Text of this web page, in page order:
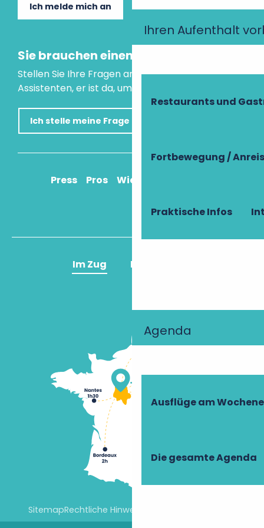
Ihren Aufenthalt
Restaurants und
Fortbewegung /
Praktische Infos
Agenda
Ausflüge am
Die gesamte Agenda
Ich melde mich an
Sie brauchen einen Rat?
Stellen Sie Ihre Fragen an unseren virtuellen
Assistenten, er ist da, um Ihnen zu helfen.
Ich stelle meine Frage
Press Pros Wie komme ich an?
Im Zug Im Flugzeug
SitemapRechtliche Hinweise